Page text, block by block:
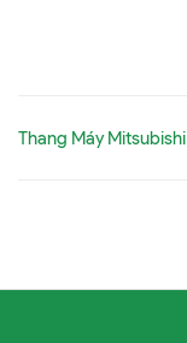
Thang Máy Mitsubishi